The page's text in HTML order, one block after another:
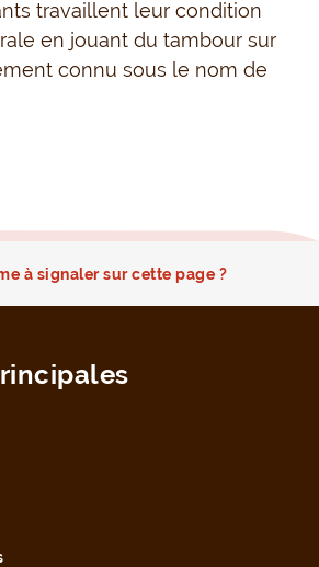
travaillent leur condition
en jouant du tambour sur
connu sous le nom de
à signaler sur cette page ?